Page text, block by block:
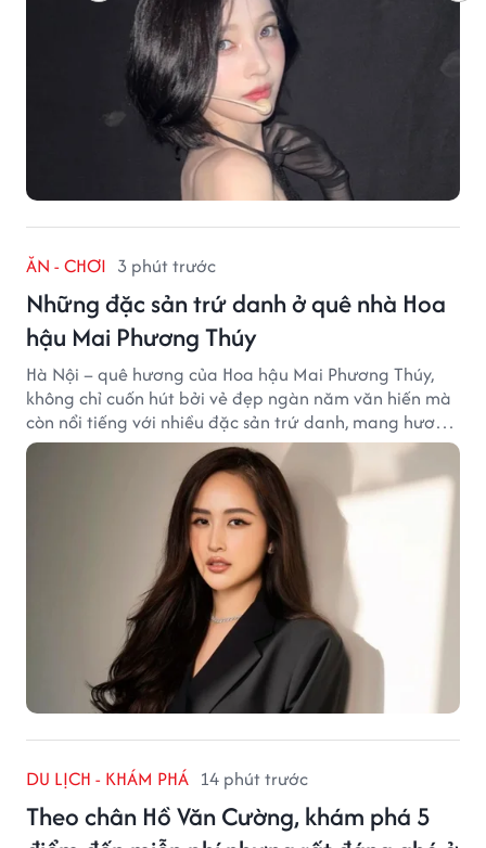
ĂN - CHƠI 3 phút trước
Những đặc sản trứ danh ở quê nhà Hoa
hậu Mai Phương Thúy
Hà Nội – quê hương của Hoa hậu Mai Phương Thúy,
không chỉ cuốn hút bởi vẻ đẹp ngàn năm văn hiến mà
còn nổi tiếng với nhiều đặc sản trứ danh, mang hương
vị tinh tế và đậm đà bản sắc đất kinh kỳ.
DU LỊCH - KHÁM PHÁ 14 phút trước
Theo chân Hồ Văn Cường, khám phá 5